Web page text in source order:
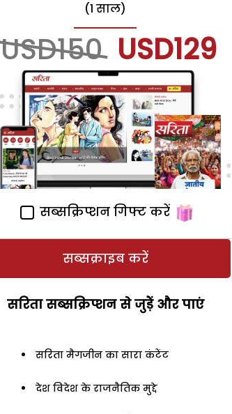
(1 साल)
USD150 USD129
सब्सक्रिप्शन गिफ्ट करें
सब्सक्राइब करें
सरिता सब्सक्रिप्शन से जुड़ेें और पाएं
सरिता मैगजीन का सारा कंटेंट
देश विदेश के राजनैतिक मुद्दे